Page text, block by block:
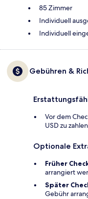
85 Zimmer
Individuell
Individuell
Gebühren &
Vor dem
USD zu
Optionale
Früher
arrangiert
Später
Gebühr